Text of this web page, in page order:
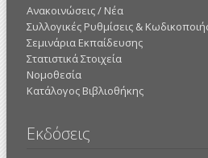
Ανακοινώσεις / Νέα
Συλλογικές Ρυθμίσεις &
Σεμινάρια Εκπαίδευσης
Στατιστικά Στοιχεία
Νομοθεσία
Κατάλογος Βιβλιοθήκης
Εκδόσεις